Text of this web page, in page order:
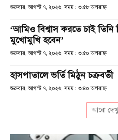
শুক্রবার, আগস্ট ৭, ২০২৬; সময় : ৩:৫৮ অপরাহ্ণ
‘আমিও বিশ্বাস করতে চাই
মুখোমুখি হবেন’
শুক্রবার, আগস্ট ৭, ২০২৬; সময় : ৩:৫০ অপরাহ্ণ
হাসপাতালে ভর্তি মিঠুন চক্রবর্তী
শুক্রবার, আগস্ট ৭, ২০২৬; সময় : ৩:৪০ অপরাহ্ণ
আরো